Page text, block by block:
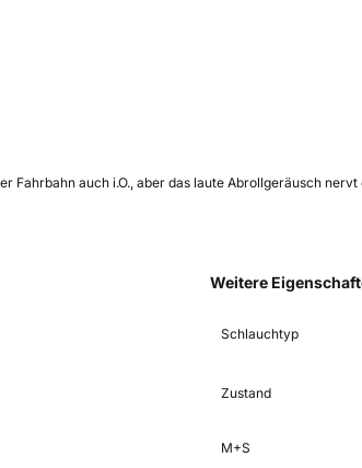
Fahrbahn auch i.O., aber das laute Abrollgeräusch
Weitere
Schlauchtyp
Zustand
M+S